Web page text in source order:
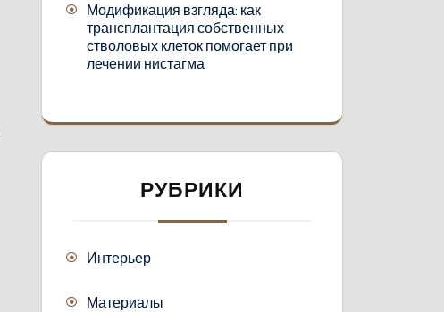
Модификация взгляда: как
трансплантация собственных
стволовых клеток помогает при
лечении нистагма
РУБРИКИ
Интерьер
Материалы